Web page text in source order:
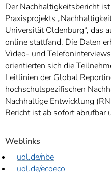
Der Nachhaltigkeitsbericht
Praxisprojekts
Universität Oldenburg“, das
online stattfand. Die Daten
Video- und
orientierten sich die
Leitlinien der Global
hochschulspezifischen
Nachhaltige Entwicklung
Bericht ist ab sofort abrufbar
Weblinks
uol.de/nbe
uol.de/ecoeco